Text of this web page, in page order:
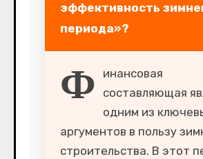
эффективность
периода»?
Ф
инансовая
составляющая
одним из
аргументов в пользу
строительства. В этот